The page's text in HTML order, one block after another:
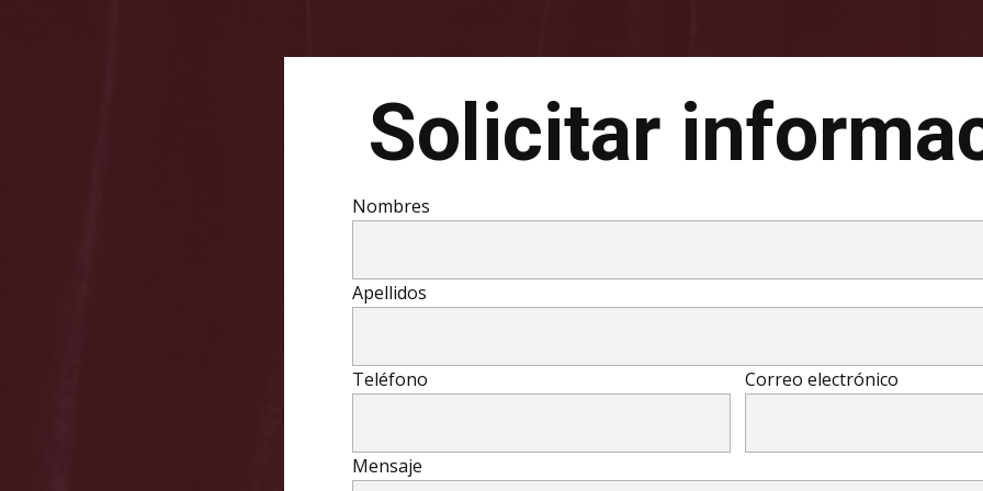
Solicitar
Nombres
Apellidos
Teléfono Correo electrónico
Mensaje